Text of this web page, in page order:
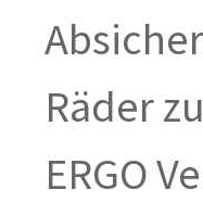
Räder
ERGO